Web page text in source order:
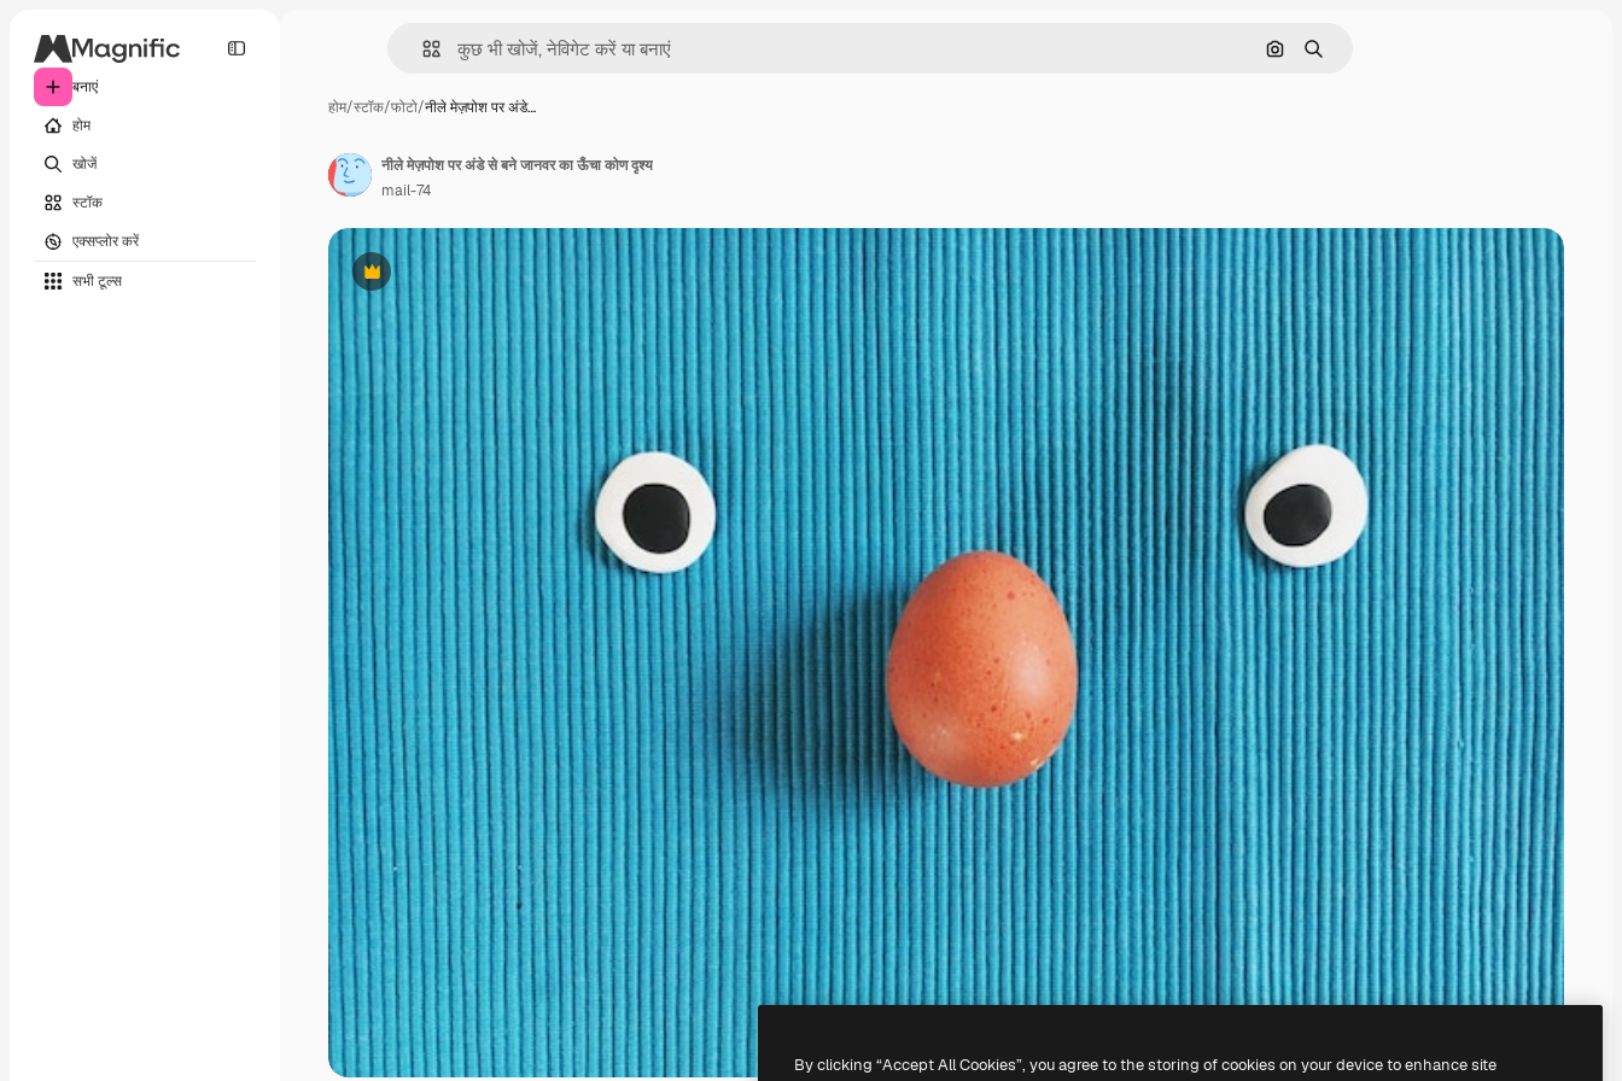
बनाएं
होम
खोजें
स्टॉक
एक्सप्लोर करें
सभी टूल्‍स
इमेज से खोजें
खोजें
होम/स्टॉक/फोटो/नीले मेज़पोश पर अंडे…
Premium
नीले मेज़पोश पर अंडे से बने जानवर का ऊँचा कोण दृश्य
mail-74
By clicking “Accept All Cookies”, you agree to the storing of cookies on your device to enhance site